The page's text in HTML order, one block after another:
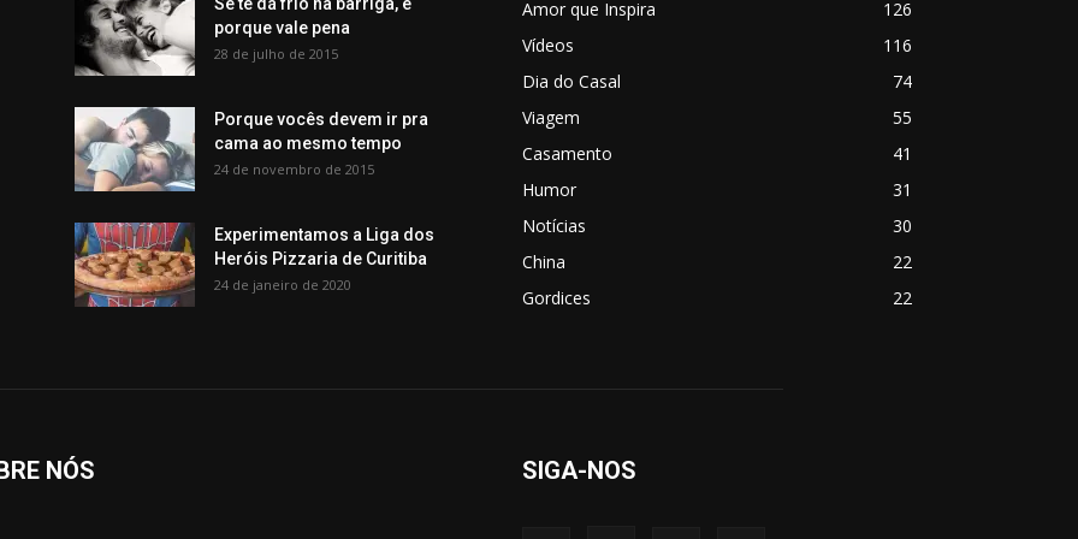
porque vale pena
28 de julho de 2015
Porque vocês devem ir pra
cama ao mesmo tempo
24 de novembro de 2015
Experimentamos a Liga dos
Heróis Pizzaria de Curitiba
24 de janeiro de 2020
Amor que Inspira
126
Vídeos
116
Dia do Casal
74
Viagem
55
Casamento
41
Humor
31
Notícias
30
China
22
Gordices
22
NÓS SIGA-NOS